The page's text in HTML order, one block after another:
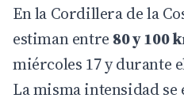
En la Cordillera de la
estiman entre 80 y 100
miércoles 17 y durante
La misma intensidad